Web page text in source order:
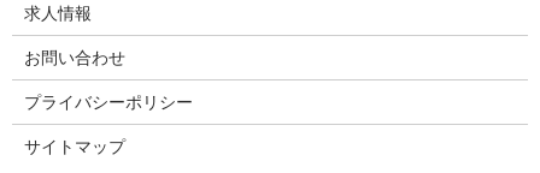
求人情報
お問い合わせ
プライバシーポリシー
サイトマップ